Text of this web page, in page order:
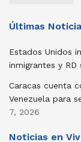
Últimas
Estados Unidos
inmigrantes y
Caracas cuenta
Venezuela para
7, 2026
Noticias en